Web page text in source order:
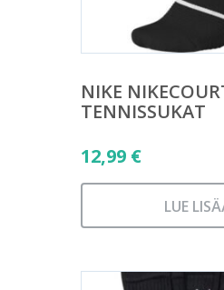
NIKE
TENNISSUKAT
12,99 €
LUE